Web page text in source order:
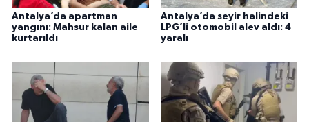
Antalya’da apartman
yangını: Mahsur kalan aile
kurtarıldı
Antalya’da seyir halindeki
LPG’li otomobil alev aldı: 4
yaralı